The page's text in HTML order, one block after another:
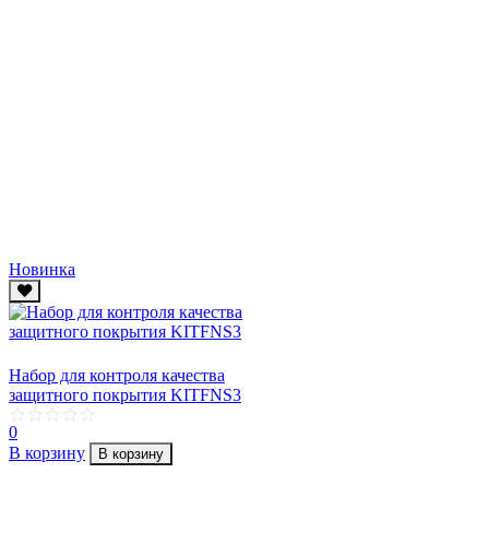
Новинка
Набор для контроля качества
защитного покрытия KITFNS3
0
В корзину
В корзину